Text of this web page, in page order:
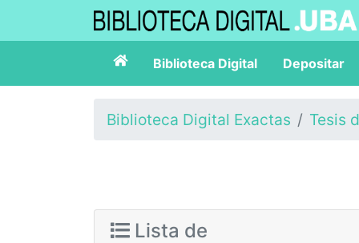
Biblioteca Digital Depositar
Biblioteca Digital Exactas Tesis
Lista de